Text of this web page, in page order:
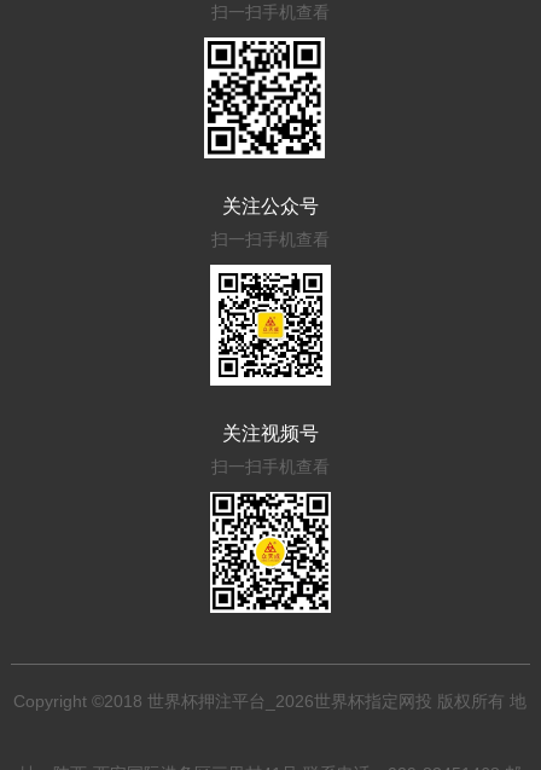
扫一扫手机查看
关注公众号
扫一扫手机查看
关注视频号
扫一扫手机查看
Copyright ©2018 世界杯押注平台_2026世界杯指定网投 版权所有 地